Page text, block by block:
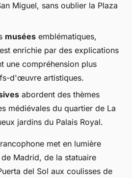
Miguel, sans oublier la Plaza
musées emblématiques,
enrichie par des explications
une compréhension plus
d'œuvre artistiques.
abordent des thèmes
médiévales du quartier de La
jardins du Palais Royal.
met en lumière
Madrid, de la statuaire
del Sol aux coulisses de